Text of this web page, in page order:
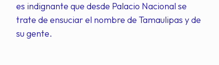
es indignante que desde Palacio Nacional se
trate de ensuciar el nombre de Tamaulipas y de
su gente.